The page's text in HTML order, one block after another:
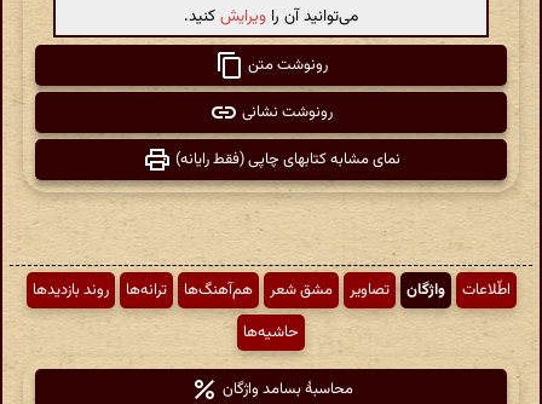
می‌توانید آن را ویرایشکنید.
رونوشت متن
رونوشت نشانی
نمای مشابه کتابهای چاپی (فقط رایانه)
اطّلاعات واژگان تصاویر مشق شعر هم‌آهنگ‌ها ترانه‌ها
روند بازدیدها
حاشیه‌ها
محاسبهٔ بسامد واژگان